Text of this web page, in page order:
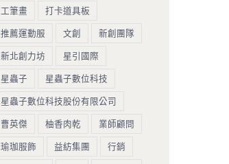
工筆畫
打卡道具板
推薦運動服
文創
新創團隊
新北創力坊
星引國際
星蟲子
星蟲子數位科技
星蟲子數位科技股份有限公司
曹英傑
柚香肉乾
業師顧問
瑜珈服飾
益紡集團
行銷